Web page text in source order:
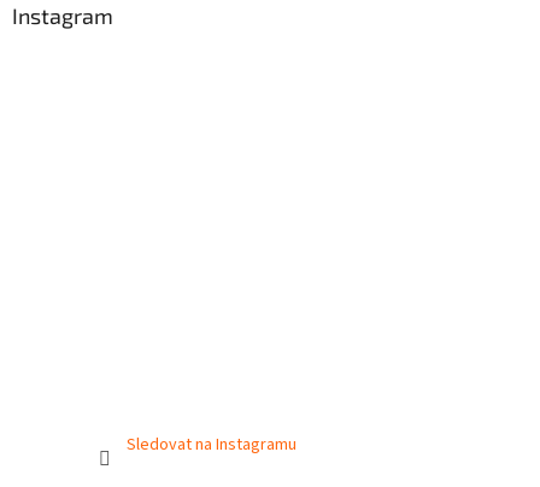
Instagram
Sledovat na Instagramu